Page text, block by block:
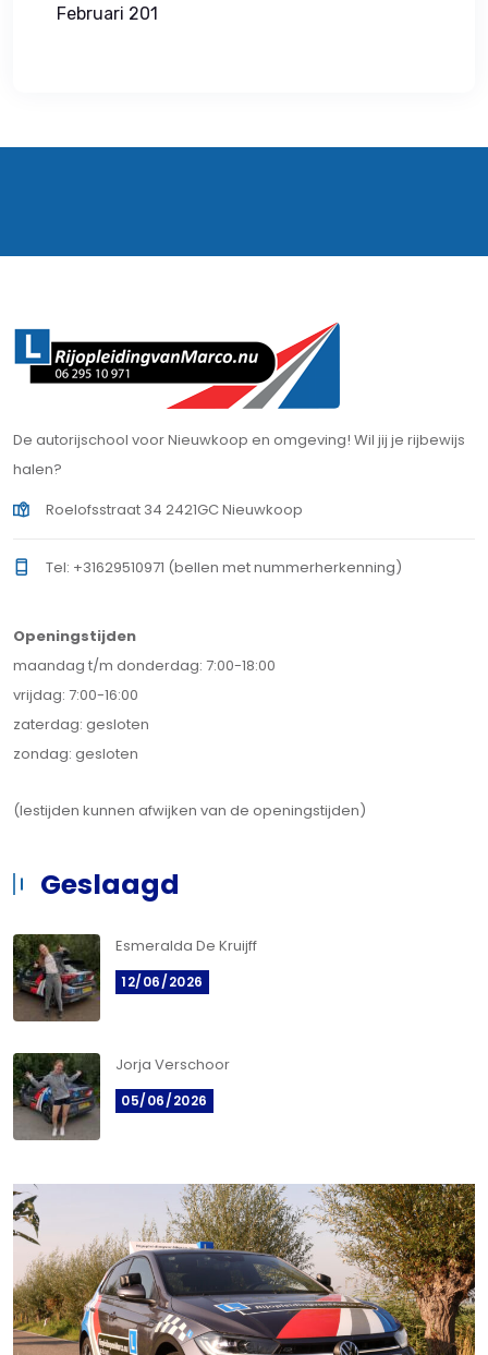
Februari 201
De autorijschool voor Nieuwkoop en omgeving! Wil jij je rijbewijs
halen?
Roelofsstraat 34 2421GC Nieuwkoop
Tel: +31629510971 (bellen met nummerherkenning)
Openingstijden
maandag t/m donderdag: 7:00-18:00
vrijdag: 7:00-16:00
zaterdag: gesloten
zondag: gesloten
(lestijden kunnen afwijken van de openingstijden)
Geslaagd
Esmeralda De Kruijff
12/06/2026
Jorja Verschoor
05/06/2026